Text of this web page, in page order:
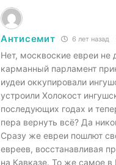
Антисемит 6 лет назад
Нет, москвоские евреи не
карманный парламент
иудеи оккупировали
устроили Холокост
последующих годах и
пера вернуть всё? Да
Сразу же евреи пошлют
евреев, восстанавливая
на Кавказе. То же самое в